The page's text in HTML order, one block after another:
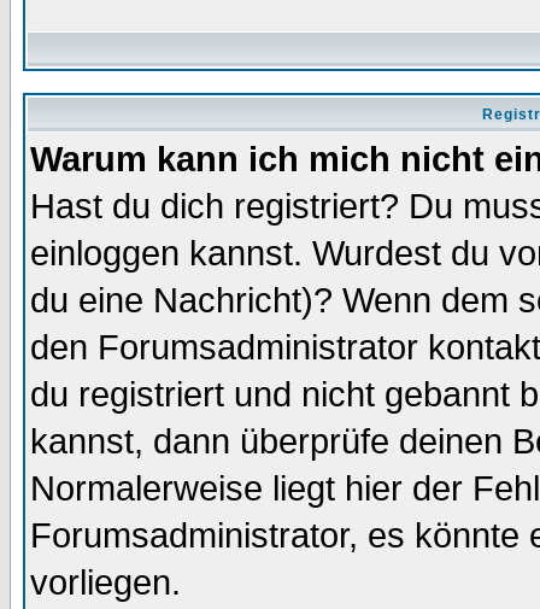
Warum kann ich mich nicht
Hast du dich registriert? Du
einloggen kannst. Wurdest du
du eine Nachricht)? Wenn dem
den Forumsadministrator
du registriert und nicht gebannt
kannst, dann überprüfe deinen
Normalerweise liegt hier der
Forumsadministrator, es könnte
vorliegen.